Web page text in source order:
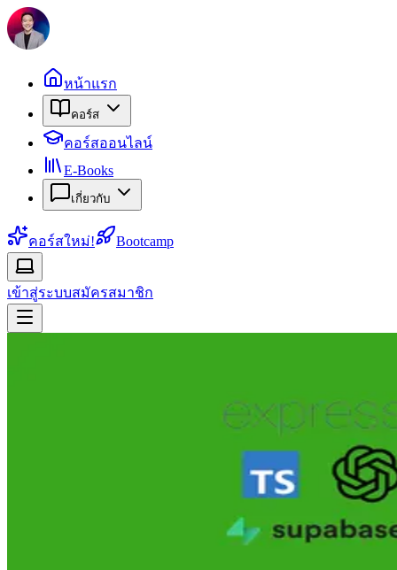
หน้าแรก
คอร์ส
คอร์สออนไลน์
E-Books
เกี่ยวกับ
คอร์สใหม่! Bootcamp
เข้าสู่ระบบสมัครสมาชิก